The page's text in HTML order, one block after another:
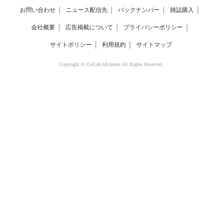
お問い合わせ ニュース配信先 バックナンバー 雑誌購入
会社概要 広告掲載について プライバシーポリシー
サイトポリシー 利用規約 サイトマップ
Copyright © CoCoKARAnext All Rights Reserved.